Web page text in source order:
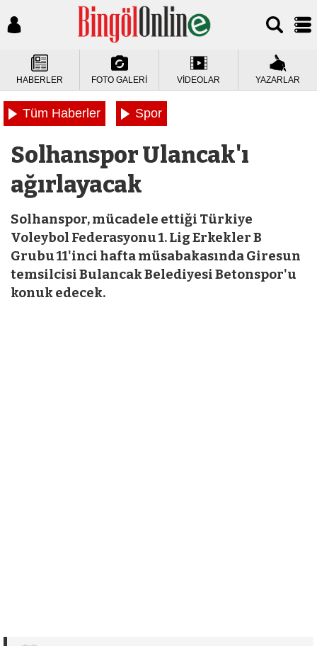
HABERLER FOTO GALERİ VİDEOLAR YAZARLAR
Tüm Haberler Spor
Solhanspor Ulancak'ı
ağırlayacak
Solhanspor, mücadele ettiği Türkiye
Voleybol Federasyonu 1. Lig Erkekler B
Grubu 11'inci hafta müsabakasında Giresun
temsilcisi Bulancak Belediyesi Betonspor'u
konuk edecek.